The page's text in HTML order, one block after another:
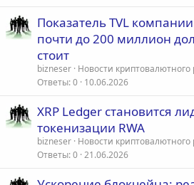
Показатель TVL
почти до 200 миллион
стоит
bizneser Новости криптовалютного
Ответы 0 10.06.2026
XRP Ledger становится
токенизации RWA
bizneser Новости криптовалютного
Ответы 0 21.06.2026